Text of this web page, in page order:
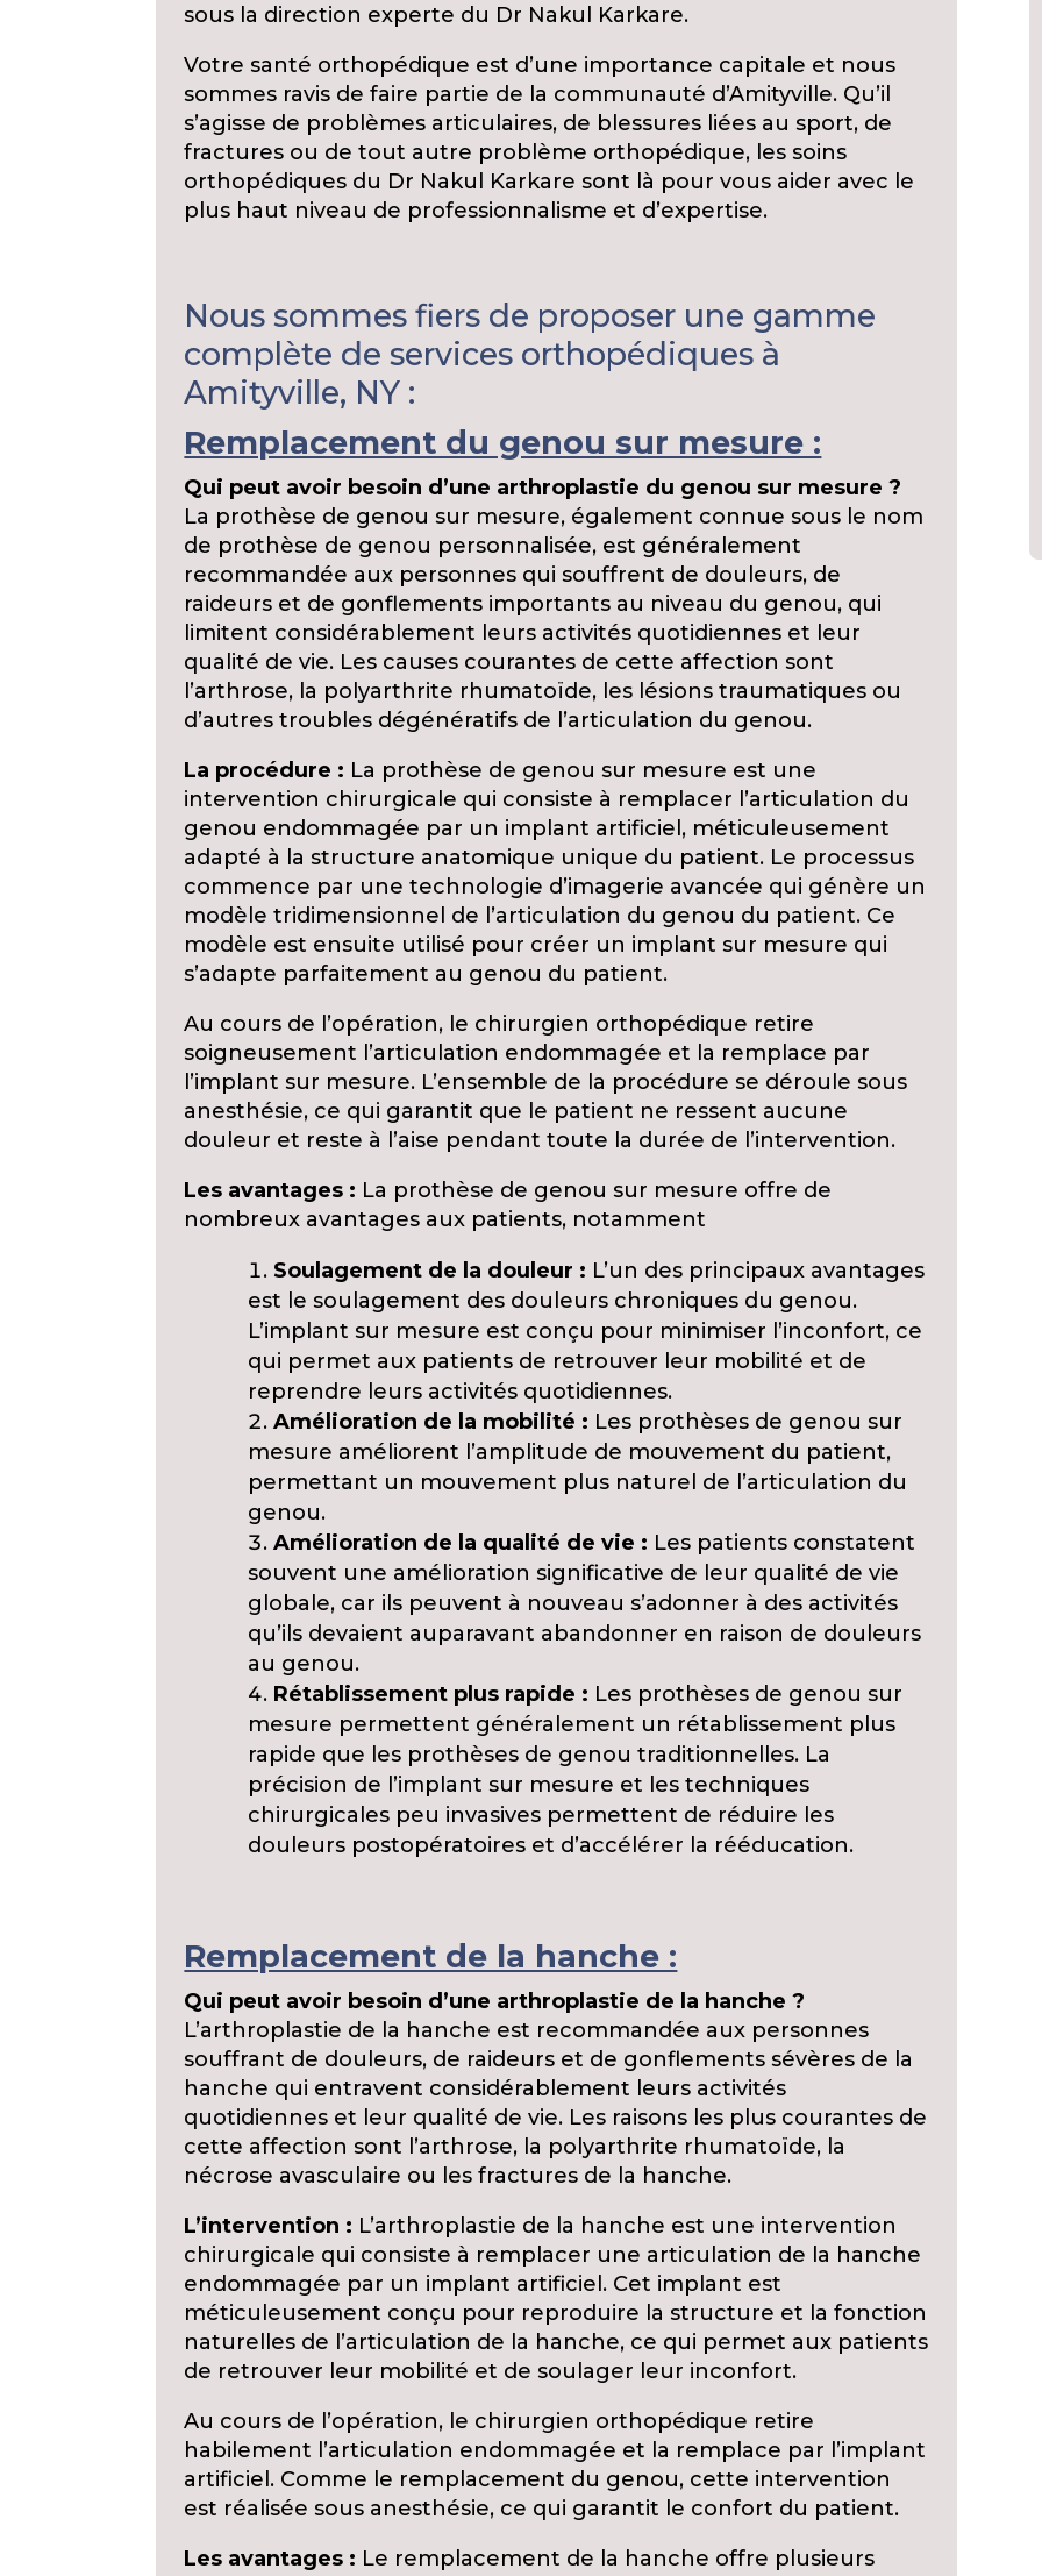
sous la direction experte du Dr Nakul Karkare.
Votre santé orthopédique est d’une importance capitale et nous
sommes ravis de faire partie de la communauté d’Amityville. Qu’il
s’agisse de problèmes articulaires, de blessures liées au sport, de
fractures ou de tout autre problème orthopédique, les soins
orthopédiques du Dr Nakul Karkare sont là pour vous aider avec le
plus haut niveau de professionnalisme et d’expertise.
Nous sommes fiers de proposer une gamme
complète de services orthopédiques à
Amityville, NY :
Remplacement du genou sur mesure :
Qui peut avoir besoin d’une arthroplastie du genou sur mesure ?
La prothèse de genou sur mesure, également connue sous le nom
de prothèse de genou personnalisée, est généralement
recommandée aux personnes qui souffrent de douleurs, de
raideurs et de gonflements importants au niveau du genou, qui
limitent considérablement leurs activités quotidiennes et leur
qualité de vie. Les causes courantes de cette affection sont
l’arthrose, la polyarthrite rhumatoïde, les lésions traumatiques ou
d’autres troubles dégénératifs de l’articulation du genou.
La procédure : La prothèse de genou sur mesure est une
intervention chirurgicale qui consiste à remplacer l’articulation du
genou endommagée par un implant artificiel, méticuleusement
adapté à la structure anatomique unique du patient. Le processus
commence par une technologie d’imagerie avancée qui génère un
modèle tridimensionnel de l’articulation du genou du patient. Ce
modèle est ensuite utilisé pour créer un implant sur mesure qui
s’adapte parfaitement au genou du patient.
Au cours de l’opération, le chirurgien orthopédique retire
soigneusement l’articulation endommagée et la remplace par
l’implant sur mesure. L’ensemble de la procédure se déroule sous
anesthésie, ce qui garantit que le patient ne ressent aucune
douleur et reste à l’aise pendant toute la durée de l’intervention.
Les avantages : La prothèse de genou sur mesure offre de
nombreux avantages aux patients, notamment
Soulagement de la douleur : L’un des principaux avantages
est le soulagement des douleurs chroniques du genou.
L’implant sur mesure est conçu pour minimiser l’inconfort, ce
qui permet aux patients de retrouver leur mobilité et de
reprendre leurs activités quotidiennes.
Amélioration de la mobilité : Les prothèses de genou sur
mesure améliorent l’amplitude de mouvement du patient,
permettant un mouvement plus naturel de l’articulation du
genou.
Amélioration de la qualité de vie : Les patients constatent
souvent une amélioration significative de leur qualité de vie
globale, car ils peuvent à nouveau s’adonner à des activités
qu’ils devaient auparavant abandonner en raison de douleurs
au genou.
Rétablissement plus rapide : Les prothèses de genou sur
mesure permettent généralement un rétablissement plus
rapide que les prothèses de genou traditionnelles. La
précision de l’implant sur mesure et les techniques
chirurgicales peu invasives permettent de réduire les
douleurs postopératoires et d’accélérer la rééducation.
Remplacement de la hanche :
Qui peut avoir besoin d’une arthroplastie de la hanche ?
L’arthroplastie de la hanche est recommandée aux personnes
souffrant de douleurs, de raideurs et de gonflements sévères de la
hanche qui entravent considérablement leurs activités
quotidiennes et leur qualité de vie. Les raisons les plus courantes de
cette affection sont l’arthrose, la polyarthrite rhumatoïde, la
nécrose avasculaire ou les fractures de la hanche.
L’intervention : L’arthroplastie de la hanche est une intervention
chirurgicale qui consiste à remplacer une articulation de la hanche
endommagée par un implant artificiel. Cet implant est
méticuleusement conçu pour reproduire la structure et la fonction
naturelles de l’articulation de la hanche, ce qui permet aux patients
de retrouver leur mobilité et de soulager leur inconfort.
Au cours de l’opération, le chirurgien orthopédique retire
habilement l’articulation endommagée et la remplace par l’implant
artificiel. Comme le remplacement du genou, cette intervention
est réalisée sous anesthésie, ce qui garantit le confort du patient.
Les avantages : Le remplacement de la hanche offre plusieurs